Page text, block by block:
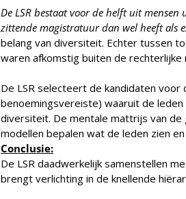
De LSR bestaat voor de helft uit
zittende magistratuur dan wel heeft als
belang van diversiteit. Echter tussen
waren afkomstig buiten de rechterlijke
De LSR selecteert de kandidaten
benoemingsvereiste) waaruit de
diversiteit. De mentale mattrijs van de
modellen bepalen wat de leden zien
Conclusie:
De LSR daadwerkelijk samenstellen
brengt verlichting in de knellende